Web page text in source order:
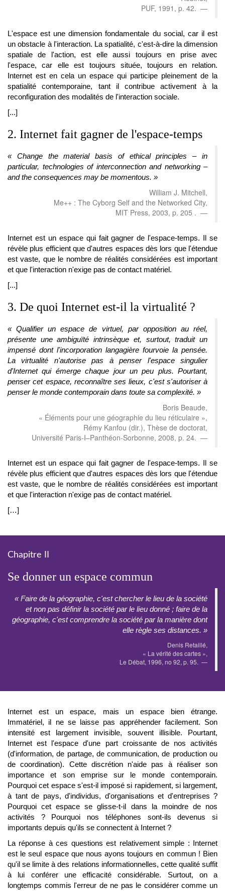
PUF, 1991, p. 42.
L'espace est une dimension fondamentale du social, car il est
un obstacle à l'interaction. La spatialité, c'est-à-dire la dimension
spatiale de l'action, est elle aussi toujours en prise avec
l'espace, car elle est toujours située, toujours en relation.
Internet est en cela un espace qui participe pleinement de la
spatialité contemporaine, tant il contribue activement à la
reconfiguration des modalités de l'interaction sociale.
[...]
2. Internet fait gagner de l'espace-temps
« Change the material basis of ethical principles – in
particular, technologies of interconnection and networking –
and the consequences may be momentous. »
William J. Mitchell,
Me++ : The Cyborg Self and the Networked City,
MIT Press, 2003, p. 205 .
Internet est un espace qui fait gagner de l'espace-temps. Il se
révèle plus efficient que d'autres espaces dès lors que l'étendue
est vaste, que le nombre de réalités considérées est important
et que l'interaction n'exige pas de contact matériel.
[...]
3. De quoi Internet est-il la virtualité ?
« Qualifier un espace de virtuel, par opposition au réel,
présente une ambiguïté intrinsèque et, surtout, traduit un
impensé dont l'incorporation langagière fourvoie la pensée.
La virtualité n'autorise pas à penser l'espace singulier
d'Internet qui émerge chaque jour un peu plus. Pourtant,
penser cet espace, reconnaître ses lieux, c'est s'autoriser à
penser le monde contemporain dans toute sa complexité. »
Boris Beaude,
« Éléments pour une géographie du lieu réticulaire »,
Rémy Kanfou (dir.), Thèse de doctorat,
Université Paris-I–Panthéon-Sorbonne, 2008, p. 24.
Internet est un espace qui fait gagner de l'espace-temps. Il se
révèle plus efficient que d'autres espaces dès lors que l'étendue
est vaste, que le nombre de réalités considérées est important
et que l'interaction n'exige pas de contact matériel.
[…]
Chapitre II
Se donner un espace commun
« Faire de la géographie, c'est chercher le lieu de la société
et non pas définir la société par le lieu donné ; faire de la
géographie, c'est comprendre la société par la manière dont
elle règle ses distances. »
Denis Retaillé,
« La vérité des cartes »,
Le Débat, 1996, no 92, p. 95.
Internet est un espace, mais un espace bien étrange.
Immatériel, il ne se laisse pas appréhender facilement. Son
intensité est largement invisible, souvent illisible. Pourtant,
Internet est l'espace d'une part croissante de nos activités
(d'information, de partage, de communication, de production ou
de coordination). Cette discrétion n'aide pas à réaliser son
importance et son emprise sur le monde contemporain.
Pourquoi cet espace s'est-il imposé si rapidement, si largement,
à tant de pays, d'individus, d'organisations et d'entreprises ?
Pourquoi cet espace se glisse-t-il dans la moindre de nos
activités ? Pourquoi nos téléphones sont-ils devenus si
importants depuis qu'ils se connectent à Internet ?
La réponse à ces questions est relativement simple : Internet
est le seul espace que nous ayons toujours en commun ! Bien
qu'il se limite à des relations informationnelles, cette qualité suffit
à lui conférer une efficacité considérable. Surtout, on a
longtemps commis l'erreur de ne pas le considérer comme un